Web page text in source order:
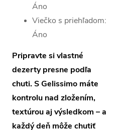
Áno
Viečko s priehľadom:
Áno
Pripravte si vlastné
dezerty presne podľa
chuti. S Gelissimo máte
kontrolu nad zložením,
textúrou aj výsledkom – a
každý deň môže chutiť